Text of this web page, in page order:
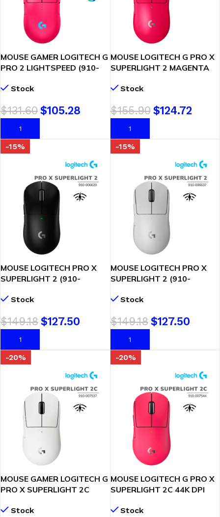
MOUSE GAMER LOGITECH G
PRO 2 LIGHTSPEED (910-
SENSOR HERO 2-44K DPI
Stock
$131.60$105.28
AÑADIR AL CARRITO
MOUSE LOGITECH G PRO X
SUPERLIGHT 2 MAGENTA
GAMING | LIGHTSPEED
Stock
$155.90 $124.72
AÑADIR AL CARRITO
-15%
MOUSE LOGITECH PRO X
SUPERLIGHT 2 (910-
2| BLACK
Stock
$149.18$127.50
AÑADIR AL CARRITO
-15%
MOUSE LOGITECH PRO X
SUPERLIGHT 2 (910-
2| WHITE
Stock
$149.18 $127.50
AÑADIR AL CARRITO
-20%
MOUSE GAMER LOGITECH G
PRO X SUPERLIGHT 2C
WIRELESS| HERO 2- 44K DPI
Stock
-20%
MOUSE LOGITECH G PRO X
SUPERLIGHT 2C 44K DPI
LIGHTSPEED/LIGHTFORCE
Stock